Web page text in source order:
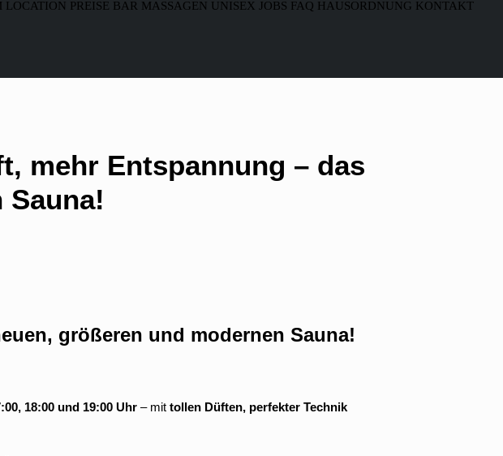
LOCATION PREISE BAR MASSAGEN UNISEX JOBS FAQ HAUSORDNUNG KONTAKT
mehr Entspannung – das
größeren und modernen Sauna!
18:00 und 19:00 Uhr – mit tollen Düften, perfekter Technik